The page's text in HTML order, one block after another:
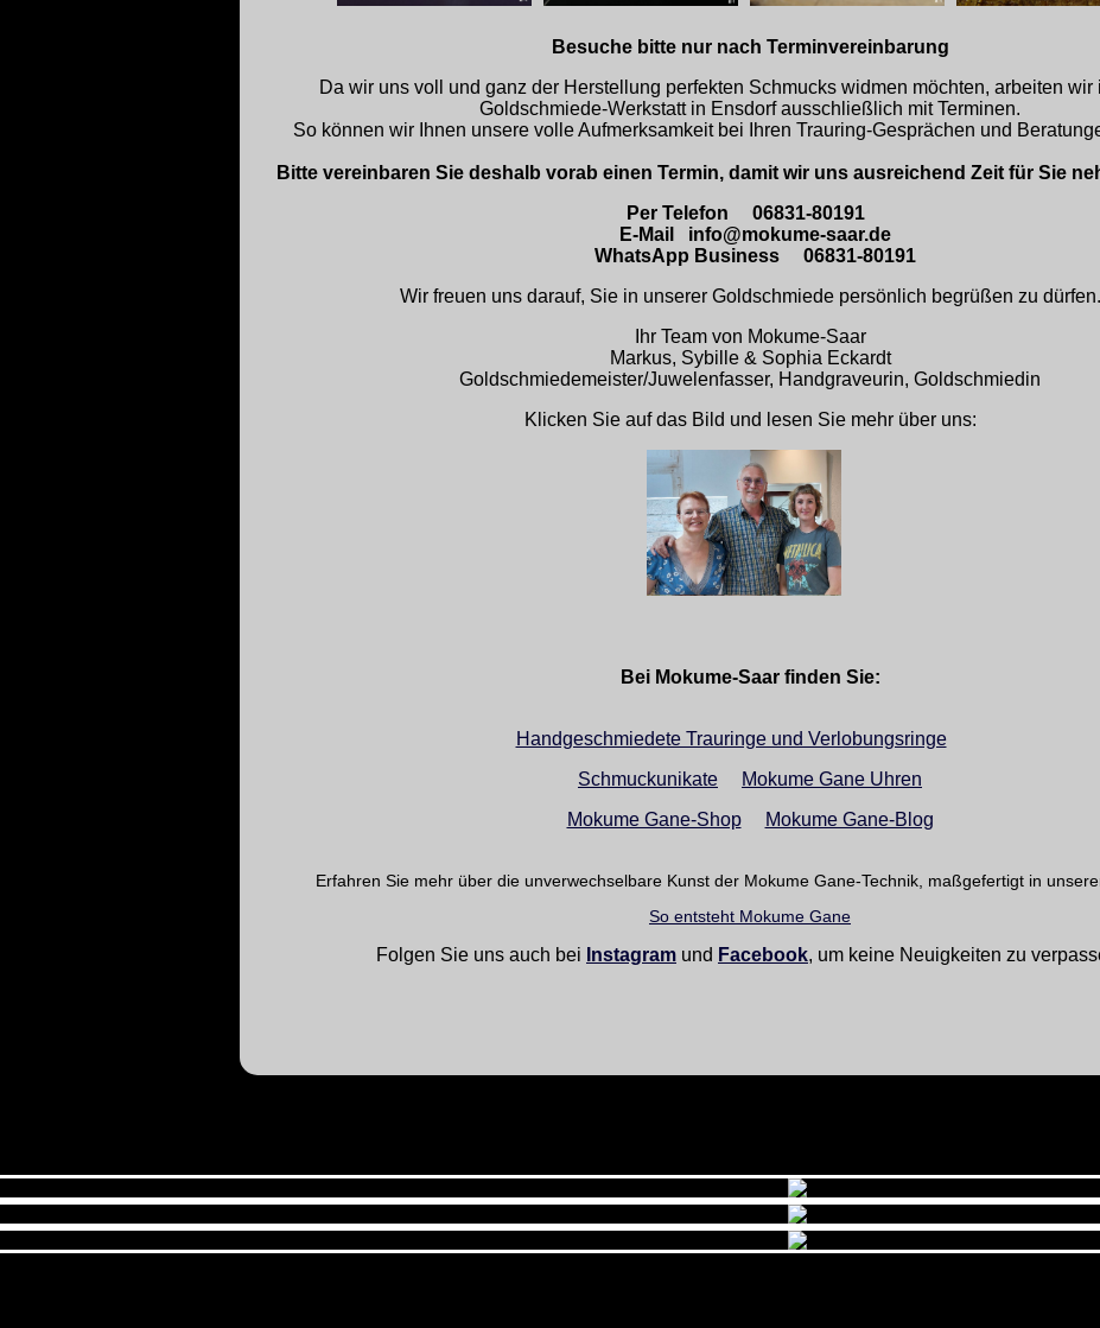
Besuche bitte nur nach Terminvereinbarung
Da wir uns voll und ganz der Herstellung perfekten Schmucks widmen möchten, arbeiten wir
Goldschmiede-Werkstatt in Ensdorf ausschließlich mit Terminen.
So können wir Ihnen unsere volle Aufmerksamkeit bei Ihren Trauring-Gesprächen und
Bitte vereinbaren Sie deshalb vorab einen Termin, damit wir uns ausreichend Zeit für Sie
Per Telefon 06831-80191
E-Mail info@mokume-saar.de
WhatsApp Business 06831-80191
Wir freuen uns darauf, Sie in unserer Goldschmiede persönlich begrüßen zu dürfen.
Ihr Team von Mokume-Saar
Markus, Sybille & Sophia Eckardt
Goldschmiedemeister/Juwelenfasser, Handgraveurin, Goldschmiedin
Klicken Sie auf das Bild und lesen Sie mehr über uns:
Bei Mokume-Saar finden Sie:
Handgeschmiedete Trauringe und Verlobungsringe
Schmuckunikate
Mokume Gane Uhren
Mokume Gane-Shop
Mokume Gane-Blog
Erfahren Sie mehr über die unverwechselbare Kunst der Mokume Gane-Technik, maßgefertigt in
So entsteht Mokume Gane
Folgen Sie uns auch bei Instagram und Facebook, um keine Neuigkeiten zu